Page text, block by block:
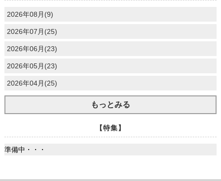
2026年08月(9)
2026年07月(25)
2026年06月(23)
2026年05月(23)
2026年04月(25)
もっとみる
【特集】
準備中・・・